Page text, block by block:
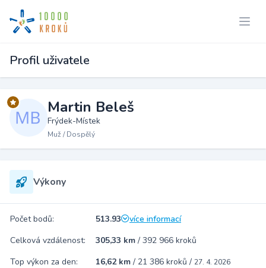
Profil uživatele
Martin Beleš
Frýdek-Místek
Muž / Dospělý
Výkony
Počet bodů: 513.93
více informací
Celková vzdálenost:
305,33 km / 392 966 kroků
Top výkon za den:
16,62 km / 21 386 kroků / 27. 4. 2026